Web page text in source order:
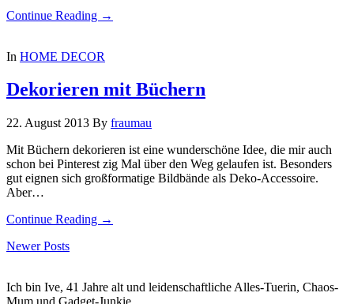
Continue Reading →
In HOME DECOR
Dekorieren mit Büchern
22. August 2013 By fraumau
Mit Büchern dekorieren ist eine wunderschöne Idee, die mir auch
schon bei Pinterest zig Mal über den Weg gelaufen ist. Besonders
gut eignen sich großformatige Bildbände als Deko-Accessoire.
Aber…
Continue Reading →
Newer Posts
Ich bin Ive, 41 Jahre alt und leidenschaftliche Alles-Tuerin, Chaos-